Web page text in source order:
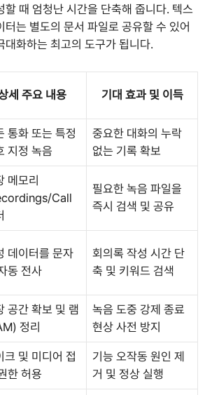
할 때 엄청난 시간을 단축해 줍니다. 텍스
터는 별도의 문서 파일로 공유할 수 있어
대화하는 최고의 도구가 됩니다.
세 주요 내용 기대 효과 및 이득
통화 또는 특정
지정 녹음
중요한 대화의 누락
없는 기록 확보
메모리
Call
필요한 녹음 파일을
즉시 검색 및 공유
데이터를 문자
동 전사
회의록 작성 시간 단
축 및 키워드 검색
공간 확보 및 램
정리
녹음 도중 강제 종료
현상 사전 방지
크 및 미디어 접
한 허용
기능 오작동 원인 제
거 및 정상 실행